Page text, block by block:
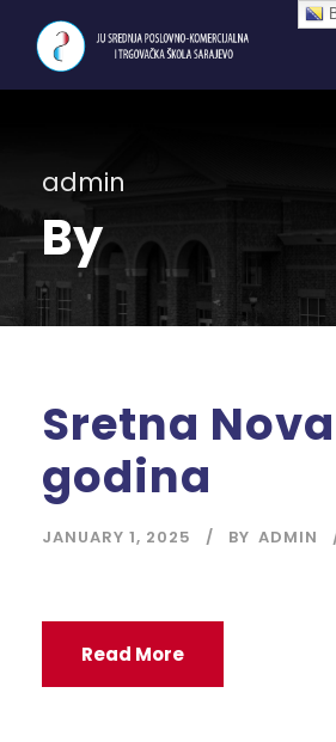
admin
By
Sretna Nova
godina
JANUARY 1, 2025 BY ADMIN
Read More